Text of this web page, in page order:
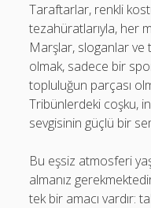
Taraftarlar, renkli
tezahüratlarıyla, her
Marşlar, sloganlar
olmak, sadece bir
topluluğun parçası
Tribünlerdeki coşku,
sevgisinin güçlü bir
Bu eşsiz atmosferi
almanız
tek bir amacı vardır: